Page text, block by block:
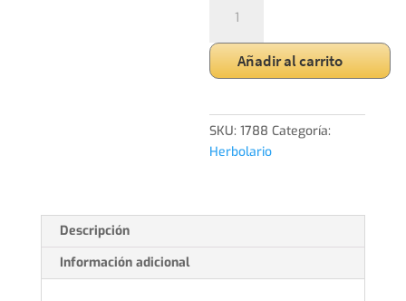
MARIANO
COMPRIMIDOS
cantidadAñadir al carrito
SKU:1788 Categoría:
Herbolario
Descripción
Información adicional